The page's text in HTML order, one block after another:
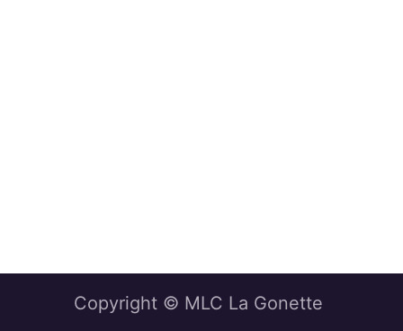
Copyright © MLC La Gonette